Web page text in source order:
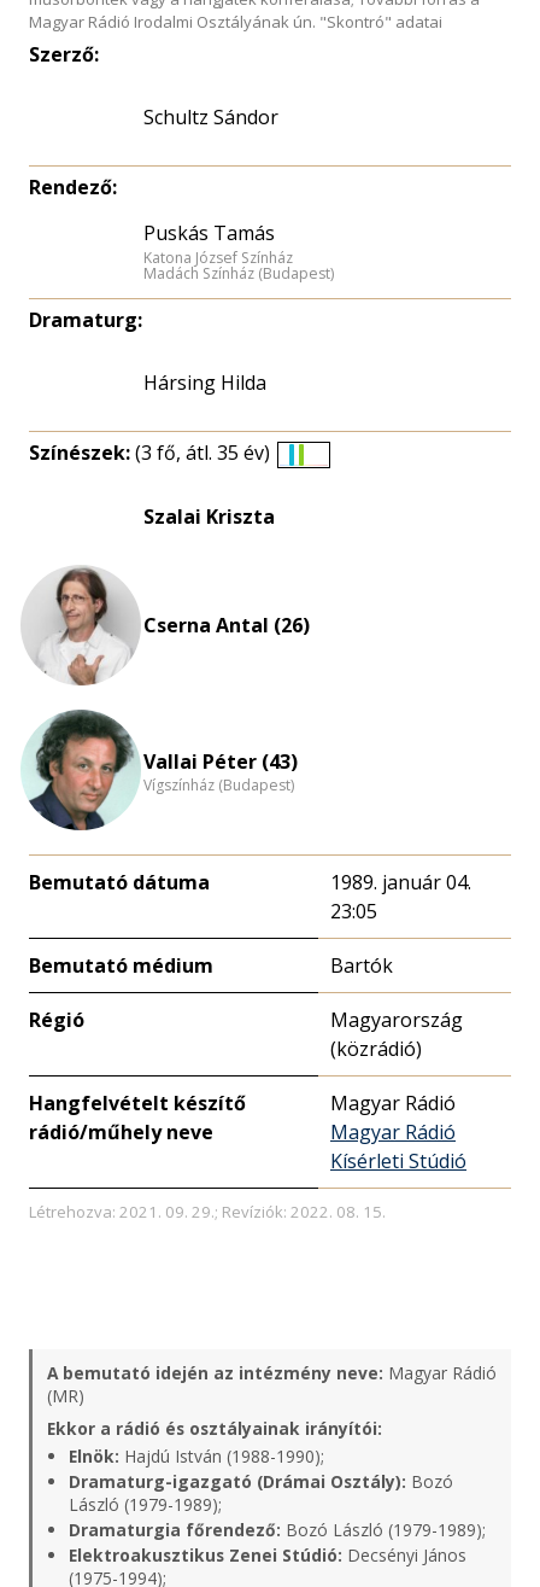
Magyar Rádió Irodalmi Osztályának ún. "Skontró" adatai
Szerző:
Schultz Sándor
Rendező:
Puskás Tamás
Katona József Színház
Madách Színház (Budapest)
Dramaturg:
Hársing Hilda
Színészek:(3 fő, átl. 35 év)
Szalai Kriszta
Cserna Antal (26)
Vallai Péter (43)
Vígszínház (Budapest)
Bemutató dátuma
1989. január 04.
23:05
Bemutató médium Bartók
Régió
Magyarország
(közrádió)
Hangfelvételt készítő
rádió/műhely neve
Magyar Rádió
Magyar Rádió
Kísérleti Stúdió
Létrehozva: 2021. 09. 29.; Revíziók: 2022. 08. 15.
A bemutató idején az intézmény neve: Magyar Rádió
(MR)
Ekkor a rádió és osztályainak irányítói:
Elnök: Hajdú István (1988-1990);
Dramaturg-igazgató (Drámai Osztály): Bozó
László (1979-1989);
Dramaturgia főrendező: Bozó László (1979-1989);
Elektroakusztikus Zenei Stúdió: Decsényi János
(1975-1994);